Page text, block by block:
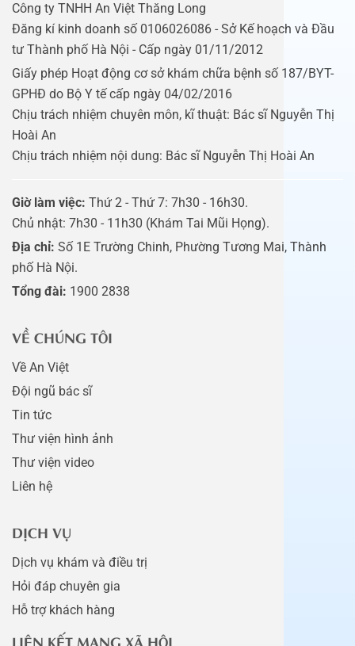
Công ty TNHH An Việt Thăng Long
Đăng kí kinh doanh số 0106026086 - Sở Kế hoạch và Đầu
tư Thành phố Hà Nội - Cấp ngày 01/11/2012
Giấy phép Hoạt động cơ sở khám chữa bệnh số 187/BYT-
GPHĐ do Bộ Y tế cấp ngày 04/02/2016
Chịu trách nhiệm chuyên môn, kĩ thuật: Bác sĩ Nguyễn Thị
Hoài An
Chịu trách nhiệm nội dung: Bác sĩ Nguyễn Thị Hoài An
Giờ làm việc: Thứ 2 - Thứ 7: 7h30 - 16h30.
Chủ nhật: 7h30 - 11h30 (Khám Tai Mũi Họng).
Địa chỉ: Số 1E Trường Chinh, Phường Tương Mai, Thành
phố Hà Nội.
Tổng đài: 1900 2838
VỀ CHÚNG TÔI
Về An Việt
Đội ngũ bác sĩ
Tin tức
Thư viện hình ảnh
Thư viện video
Liên hệ
DỊCH VỤ
Dịch vụ khám và điều trị
Hỏi đáp chuyên gia
Hỗ trợ khách hàng
LIÊN KẾT MẠNG XÃ HỘI